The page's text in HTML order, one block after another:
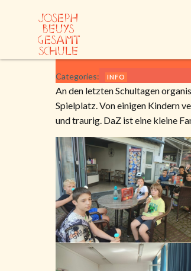
Categories: INFO
An den letzten Schultagen
Spielplatz. Von einigen Kindern
und traurig. DaZ ist eine kleine